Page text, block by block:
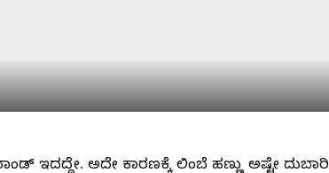
ಇದದ್ದೇ. ಅದೇ ಕಾರಣಕ್ಕೆ ಲಿಂಬೆ ಹಣ್ಣು ಅಷ್ಟೇ ದುಬಾರಿ